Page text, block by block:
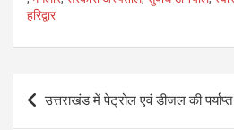
हरिद्वार
Post
navigation
उत्तराखंड में पेट्रोल एवं डीजल की